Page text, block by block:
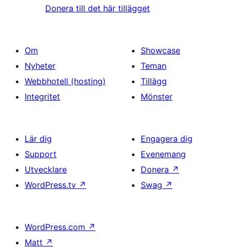
Donera till det här tillägget
Om
Nyheter
Webbhotell (hosting)
Integritet
Showcase
Teman
Tillägg
Mönster
Lär dig
Support
Utvecklare
WordPress.tv ↗
Engagera dig
Evenemang
Donera ↗
Swag ↗
WordPress.com ↗
Matt ↗